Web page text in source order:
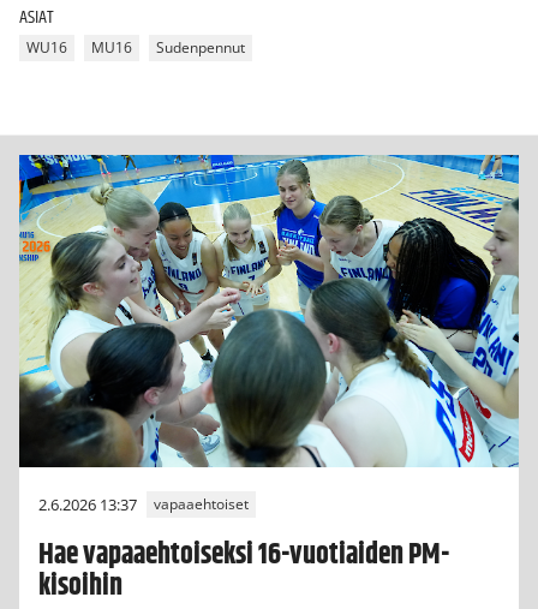
ASIAT
WU16 MU16 Sudenpennut
2.6.2026 13:37 vapaaehtoiset
Hae vapaaehtoiseksi 16-vuotiaiden PM-
kisoihin